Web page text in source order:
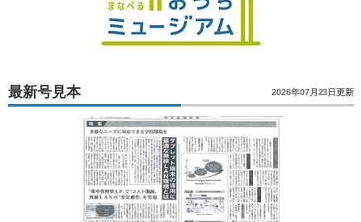
最新号見本 2026年07月23日更新